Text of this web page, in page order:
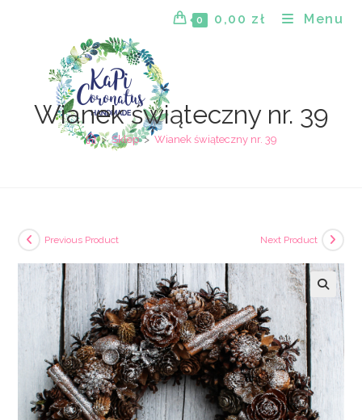
0 0,00 zł Menu
Wianek świąteczny nr. 39
> Sklep > Wianek świąteczny nr. 39
Previous Product Next Product